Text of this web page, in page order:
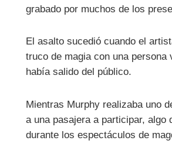
grabado por muchos de los
El asalto sucedió cuando el
truco de magia con una persona
había salido del público.
Mientras Murphy realizaba uno
a una pasajera a participar, algo
durante los espectáculos de